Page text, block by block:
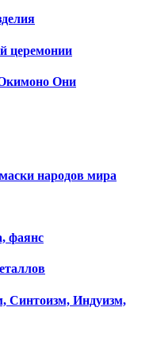
церемонии
Окимоно Они
народов мира
фаянс
Синтоизм, Индуизм,